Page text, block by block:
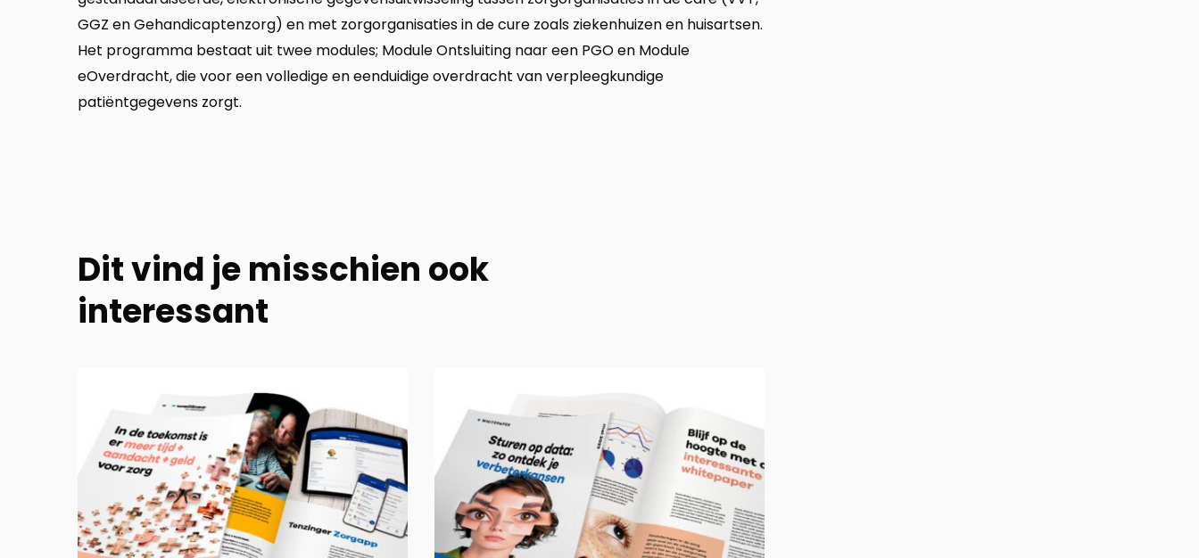
GGZ en Gehandicaptenzorg) en met zorgorganisaties in de cure zoals ziekenhuizen en huisartsen.
Het programma bestaat uit twee modules; Module Ontsluiting naar een PGO en Module
eOverdracht, die voor een volledige en eenduidige overdracht van verpleegkundige
patiëntgegevens zorgt.
Dit vind je misschien ook
interessant